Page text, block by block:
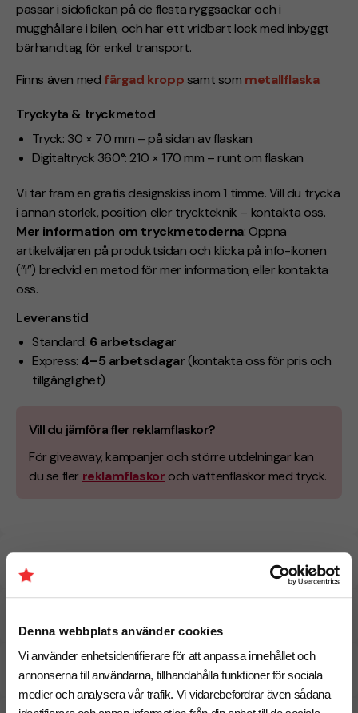
Denna webbplats använder cookies
Vi använder enhetsidentifierare för att anpassa innehållet och
annonserna till användarna, tillhandahålla funktioner för sociala
medier och analysera vår trafik. Vi vidarebefordrar även sådana
passar i sidofickan på de flesta ryggsäckar och i
mugghållare i bilen, och har ett vridbart lock med inbyggt
bärhandtag för enkel transport.
Finns även med färgad kroppsamt som metallflaska.
Tryckyta & tryckmetod
Tryck: 30 × 70 mm – på sidan av flaskan
Digitaltryck 360°: 210 × 170 mm – runt om flaskan
Vi tar fram en gratis designskiss inom 1 timme. Vill du trycka
i annan storlek, position eller tryckteknik – kontakta oss.
Mer information om tryckmetoderna: Öppna
artikelväljaren på produktsidan och klicka på info-ikonen
(”i”) bredvid en metod för mer information, eller kontakta
oss.
Leveranstid
Standard: 6 arbetsdagar
Express: 4–5 arbetsdagar(kontakta oss för pris och
tillgänglighet)
Vill du jämföra fler reklamflaskor?
För giveaway, kampanjer och större utdelningar kan
du se fler reklamflaskor och vattenflaskor med tryck.
Pristabell